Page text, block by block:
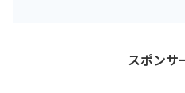
スポンサ